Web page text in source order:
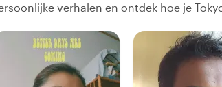
verhalen en ontdek hoe je